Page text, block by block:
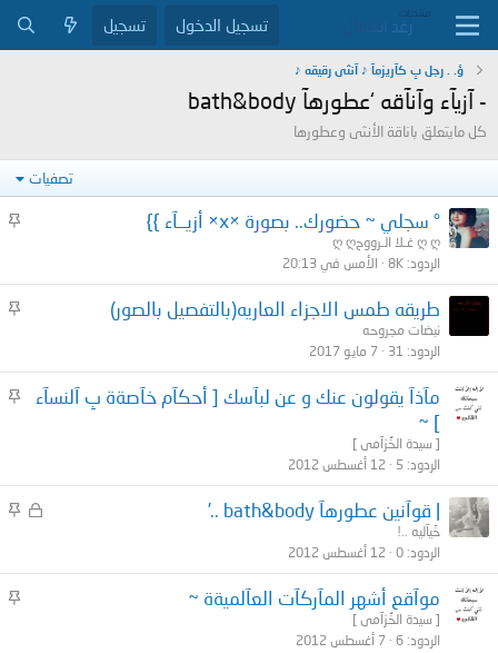
تسجيل الدخول تسجيل
ؤ. . رجل بِ كآريزمآ ♪ آنثى رقيقه ♪
- آزيآء وآنآقه ‘عطورهآ bath&body
كل مايتعلق باناقة الأنثى وعطورها
تصفيات
م
° سجلي ~ حضورك.. بصورة ×x× أزيــآء }}
ღ ღغـلا الـرووح ღ ღ
الردود 8K الأمس في 20:13
م
طريقه طمس الاجزاء العاريه(بالتفصيل بالصور)
نبضات مجروحه
الردود 31 7 مايو 2017
م
مآذآ يقولون عنك و عن لبآسك [ أحكآم خآصةة بِ آلنسآء
] ~
[ سيدة الخُزآمى ]
الردود 5 12 أغسطس 2012
م
ق
م
| قوآنين عطورهآ bath&body ..’
خَيآليه ..!
الردود 0 12 أغسطس 2012
م
موآقع أشهر المآركآت العآلميةة ~
[ سيدة الخُزآمى ]
الردود 6 7 أغسطس 2012